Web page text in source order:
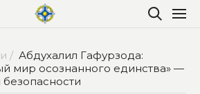
/ Абдухалил Гафурзода:
мир осознанного единства» —